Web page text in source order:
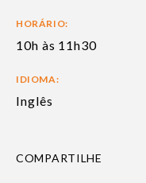
HORÁRIO:
10h às 11h30
IDIOMA:
Inglês
COMPARTILHE